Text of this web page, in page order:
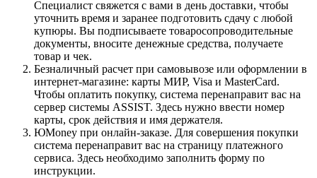
Специалист свяжется с вами в день доставки, чтобы
уточнить время и заранее подготовить сдачу с любой
купюры. Вы подписываете товаросопроводительные
документы, вносите денежные средства, получаете
товар и чек.
Безналичный расчет при самовывозе или оформлении в
интернет-магазине: карты МИР, Visa и MasterCard.
Чтобы оплатить покупку, система перенаправит вас на
сервер системы ASSIST. Здесь нужно ввести номер
карты, срок действия и имя держателя.
ЮMoney при онлайн-заказе. Для совершения покупки
система перенаправит вас на страницу платежного
сервиса. Здесь необходимо заполнить форму по
инструкции.